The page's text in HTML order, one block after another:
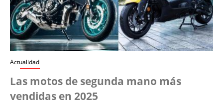
Actualidad
Las motos de segunda mano más
vendidas en 2025